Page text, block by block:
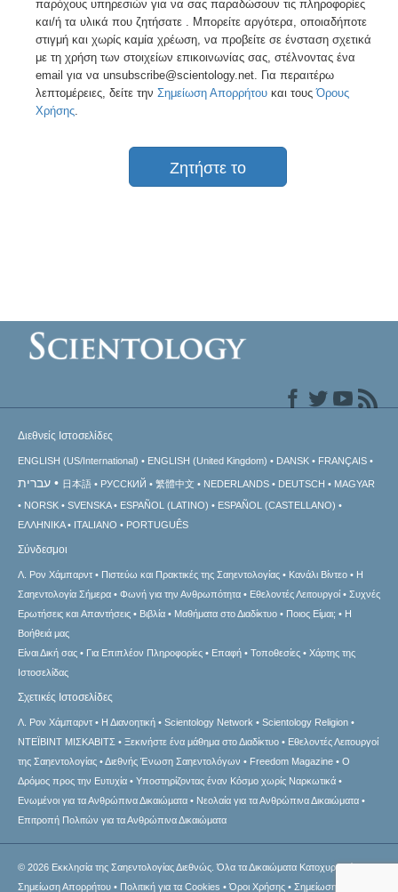
παρόχους υπηρεσιών για να σας παραδώσουν τις πληροφορίες
και/ή τα υλικά που ζητήσατε . Μπορείτε αργότερα, οποιαδήποτε
στιγμή και χωρίς καμία χρέωση, να προβείτε σε ένσταση σχετικά
με τη χρήση των στοιχείων επικοινωνίας σας, στέλνοντας ένα
email για να unsubscribe@scientology.net. Για περαιτέρω
λεπτομέρειες, δείτε την Σημείωση Απορρήτου και τουςΌρους
Χρήσης.
Ζητήστε το
Διεθνείς Ιστοσελίδες
ENGLISH (US/International) ENGLISH (United Kingdom) DANSK FRANÇAIS
עברית 日本語 РУССКИЙ 繁體中文 NEDERLANDS DEUTSCH
MAGYAR
NORSK
SVENSKA ESPAÑOL (LATINO)
ESPAÑOL (CASTELLANO)
ΕΛΛΗΝΙΚA
ITALIANO PORTUGUÊS
Σύνδεσμοι
Λ. Ρον Χάμπαρντ Πιστεύω και Πρακτικές της Σαηεντολογίας Κανάλι Βίντεο
Η
Σαηεντολογία Σήμερα
Φωνή για την Ανθρωπότητα Εθελοντές Λειτουργοί
Συχνές
Ερωτήσεις και Απαντήσεις
Βιβλία Μαθήματα στο Διαδίκτυο Ποιος Είμαι;
Η
Βοήθειά μας
Είναι Δική σας
Για Επιπλέον Πληροφορίες Επαφή Τοποθεσίες
Χάρτης της
Ιστοσελίδας
Σχετικές Ιστοσελίδες
Λ. Ρον Χάμπαρντ Η Διανοητική Scientology Network
Scientology Religion
ΝΤΕΪΒΙΝΤ ΜΙΣΚAΒΙΤΣ
Ξεκινήστε ένα μάθημα στο Διαδίκτυο
Εθελοντές Λειτουργοί
της Σαηεντολογίας
Διεθνής Ένωση Σαηεντολόγων Freedom Magazine
Ο
Δρόμος προς την Ευτυχία
Υποστηρίζοντας έναν Κόσμο χωρίς Ναρκωτικά
Ενωµένοι για τα Ανθρώπινα Δικαιώµατα
Νεολαία για τα Ανθρώπινα Δικαιώματα
Επιτροπή Πολιτών για τα Ανθρώπινα Δικαιώματα
© 2026 Εκκλησία της Σαηεντολογίας Διεθνώς.Όλα τα Δικαιώματα Κατοχυρωμένα.
Σημείωση Απορρήτου • Πολιτική για τα Cookies •Όροι Χρήσης • Σημείωση σχετική